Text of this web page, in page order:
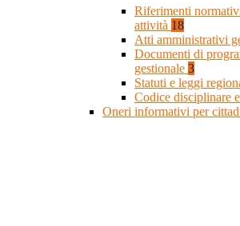
Riferimenti
attività 18
Atti amministrativi
Documenti di
gestionale 3
Statuti e leggi
Codice disciplinare
Oneri informativi per